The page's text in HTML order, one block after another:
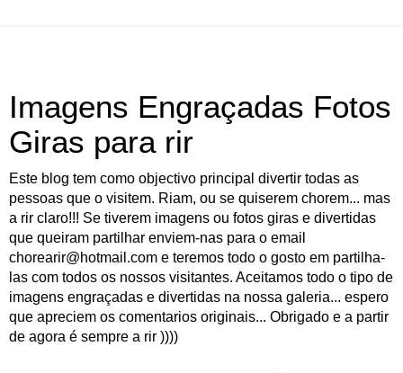
Imagens Engraçadas Fotos
Giras para rir
Este blog tem como objectivo principal divertir todas as
pessoas que o visitem. Riam, ou se quiserem chorem... mas
a rir claro!!! Se tiverem imagens ou fotos giras e divertidas
que queiram partilhar enviem-nas para o email
chorearir@hotmail.com e teremos todo o gosto em partilha-
las com todos os nossos visitantes. Aceitamos todo o tipo de
imagens engraçadas e divertidas na nossa galeria... espero
que apreciem os comentarios originais... Obrigado e a partir
de agora é sempre a rir ))))